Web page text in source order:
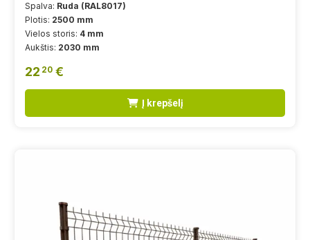
Spalva: Ruda (RAL8017)
Plotis: 2500 mm
Vielos storis: 4 mm
Aukštis: 2030 mm
22 20 €
Į krepšelį